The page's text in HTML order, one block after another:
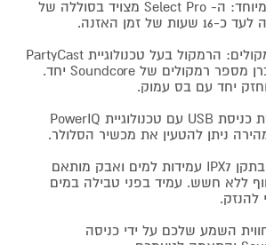
חיי סוללה ארוכים במיוחד: ה- Select Pro מצויד בסוללה של
צימוד של עד 100 רמקולים: הרמקול בעל טכנולוגיית PartyCast
2.0 המאפשרת לסנכרן מספר רמקולים של Soundcore יחד.
יחד עם בס עמוק.
חיבור USB-A: בעזרת כניסת USB עם טכנולוגיית PowerIQ
ניתן להטעין את מכשיר הסלולר.
עמידות למים: תומך בתקן IPX7 עמידות למים ואבק מותאם
ללא חשש. עמיד בפני טבילה במים
להנזק.
השמע שלכם על ידי כניסה